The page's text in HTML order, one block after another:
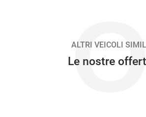
ALTRI VEICOLI SIMILI
Le nostre